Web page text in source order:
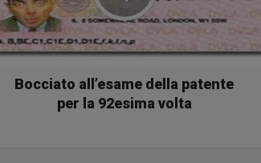
Bocciato all’esame della patente
per la 92esima volta